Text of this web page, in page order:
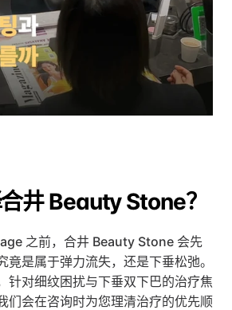
井 Beauty Stone？
之前，合井 Beauty Stone 会先
竟是属于弹力流失，还是下垂松弛。
针对细纹困扰与下垂双下巴的治疗焦
们会在咨询时为您理清治疗的优先顺